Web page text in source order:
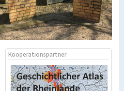
Kooperationspartner